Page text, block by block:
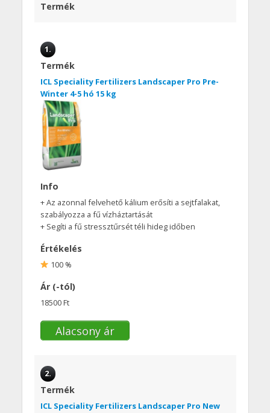
Termék
1.
Termék
ICL Speciality Fertilizers Landscaper Pro Pre-
Winter 4-5 hó 15 kg
Info
+ Az azonnal felvehető kálium erősíti a sejtfalakat,
szabályozza a fű vízháztartását
+ Segíti a fű stressztűrsét téli hideg időben
Értékelés
100 %
Ár (-tól)
18500 Ft
Alacsony ár
2.
Termék
ICL Speciality Fertilizers Landscaper Pro New